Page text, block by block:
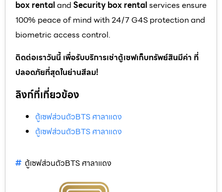
box rentaland Security box rentalservices ensure
100% peace of mind with 24/7 G4S protection and
biometric access control.
ติดต่อเราวันนี้ เพื่อรับบริการเช่าตู้เซฟเก็บทรัพย์สินมีค่า ที่
ปลอดภัยที่สุดในย่านสีลม!
ลิงก์ที่เกี่ยวข้อง
ตู้เซฟส่วนตัวBTS ศาลาแดง
ตู้เซฟส่วนตัวBTS ศาลาแดง
ตู้เซฟส่วนตัวBTS ศาลาแดง